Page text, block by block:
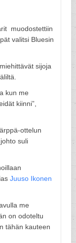
muodostettiin
valitsi Bluesin
sijoja
kun me
kiinni”,
ottelun
suli
Juuso Ikonen
me
on odoteltu
tähän kauteen